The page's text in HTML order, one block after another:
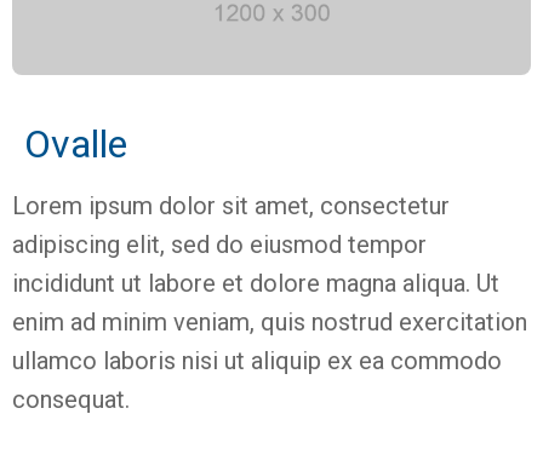
Ovalle
Lorem ipsum dolor sit amet, consectetur
adipiscing elit, sed do eiusmod tempor
incididunt ut labore et dolore magna aliqua. Ut
enim ad minim veniam, quis nostrud exercitation
ullamco laboris nisi ut aliquip ex ea commodo
consequat.